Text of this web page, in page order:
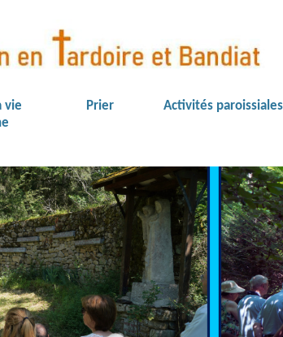
vie
Prier Activités paroissiales